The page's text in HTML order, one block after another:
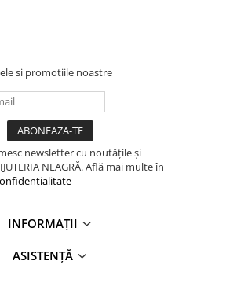
si promotiile noastre
newsletter cu noutățile și
NEAGRĂ. Află mai multe în
INFORMAȚII
ASISTENȚĂ